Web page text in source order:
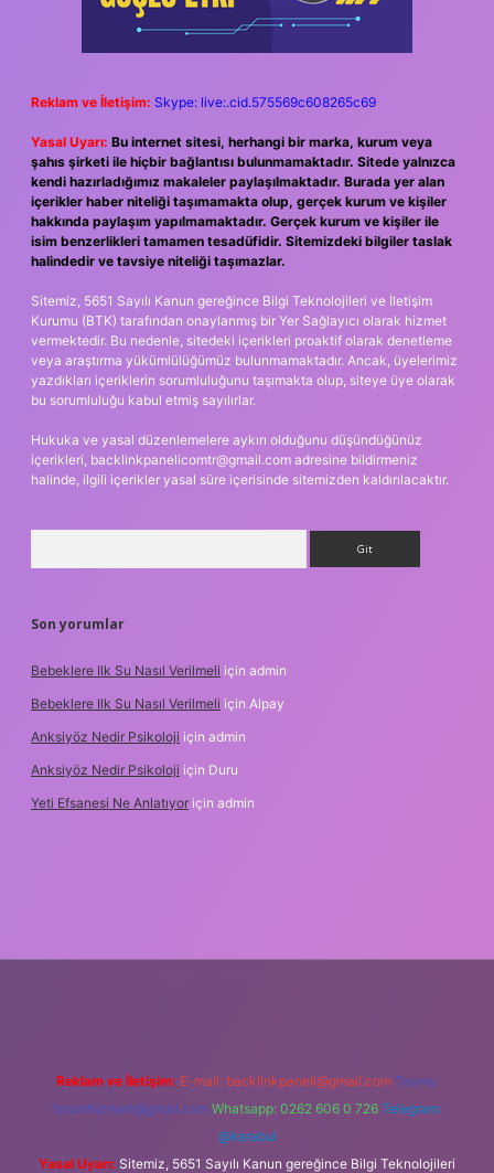
Reklam ve İletişim: Skype: live:.cid.575569c608265c69
Yasal Uyarı: Bu internet sitesi, herhangi bir marka, kurum veya
şahıs şirketi ile hiçbir bağlantısı bulunmamaktadır. Sitede yalnızca
kendi hazırladığımız makaleler paylaşılmaktadır. Burada yer alan
içerikler haber niteliği taşımamakta olup, gerçek kurum ve kişiler
hakkında paylaşım yapılmamaktadır. Gerçek kurum ve kişiler ile
isim benzerlikleri tamamen tesadüfidir. Sitemizdeki bilgiler taslak
halindedir ve tavsiye niteliği taşımazlar.
Sitemiz, 5651 Sayılı Kanun gereğince Bilgi Teknolojileri ve İletişim
Kurumu (BTK) tarafından onaylanmış bir Yer Sağlayıcı olarak hizmet
vermektedir. Bu nedenle, sitedeki içerikleri proaktif olarak denetleme
veya araştırma yükümlülüğümüz bulunmamaktadır. Ancak, üyelerimiz
yazdıkları içeriklerin sorumluluğunu taşımakta olup, siteye üye olarak
bu sorumluluğu kabul etmiş sayılırlar.
Hukuka ve yasal düzenlemelere aykırı olduğunu düşündüğünüz
içerikleri, backlinkpanelicomtr@gmail.com adresine bildirmeniz
halinde, ilgili içerikler yasal süre içerisinde sitemizden kaldırılacaktır.
Son yorumlar
Bebeklere Ilk Su Nasıl Verilmeli için admin
Bebeklere Ilk Su Nasıl Verilmeli için Alpay
Anksiyöz Nedir Psikoloji için admin
Anksiyöz Nedir Psikoloji için Duru
Yeti Efsanesi Ne Anlatıyor için admin
Reklam ve İletişim: E-mail: backlinkpaneli@gmail.com Teams:
forumhizmeti@gmail.com Whatsapp: 0262 606 0 726 Telegram:
@karabul
Yasal Uyarı: Sitemiz, 5651 Sayılı Kanun gereğince Bilgi Teknolojileri